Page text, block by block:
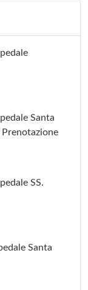
Santa
SS.
Santa